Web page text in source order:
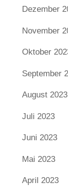
Dezember
November
Oktober
September
August 2023
Juli 2023
Juni 2023
Mai 2023
April 2023